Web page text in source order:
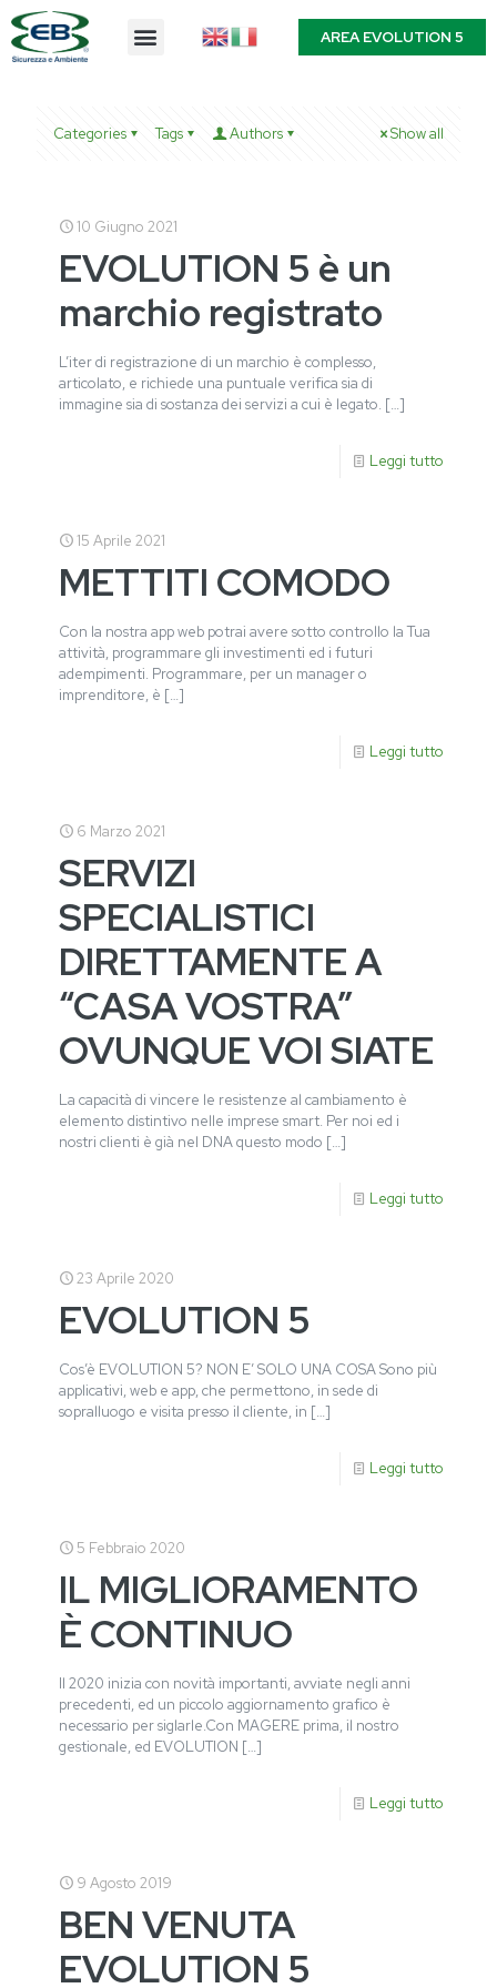
AREA EVOLUTION 5
Categories Tags Authors Show all
10 Giugno 2021
EVOLUTION 5 è un
marchio registrato
L’iter di registrazione di un marchio è complesso,
articolato, e richiede una puntuale verifica sia di
immagine sia di sostanza dei servizi a cui è legato. […]
Leggi tutto
15 Aprile 2021
METTITI COMODO
Con la nostra app web potrai avere sotto controllo la Tua
attività, programmare gli investimenti ed i futuri
adempimenti. Programmare, per un manager o
imprenditore, è […]
Leggi tutto
6 Marzo 2021
SERVIZI
SPECIALISTICI
DIRETTAMENTE A
“CASA VOSTRA”
OVUNQUE VOI SIATE
La capacità di vincere le resistenze al cambiamento è
elemento distintivo nelle imprese smart. Per noi ed i
nostri clienti è già nel DNA questo modo […]
Leggi tutto
23 Aprile 2020
EVOLUTION 5
Cos’è EVOLUTION 5? NON E’ SOLO UNA COSA Sono più
applicativi, web e app, che permettono, in sede di
sopralluogo e visita presso il cliente, in […]
Leggi tutto
5 Febbraio 2020
IL MIGLIORAMENTO
È CONTINUO
Il 2020 inizia con novità importanti, avviate negli anni
precedenti, ed un piccolo aggiornamento grafico è
necessario per siglarle.Con MAGERE prima, il nostro
gestionale, ed EVOLUTION […]
Leggi tutto
9 Agosto 2019
BEN VENUTA
EVOLUTION 5